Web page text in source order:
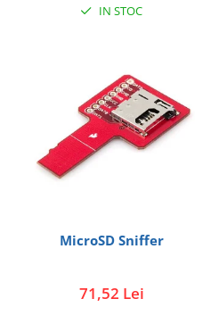
IN STOC
MicroSD Sniffer
71,52 Lei